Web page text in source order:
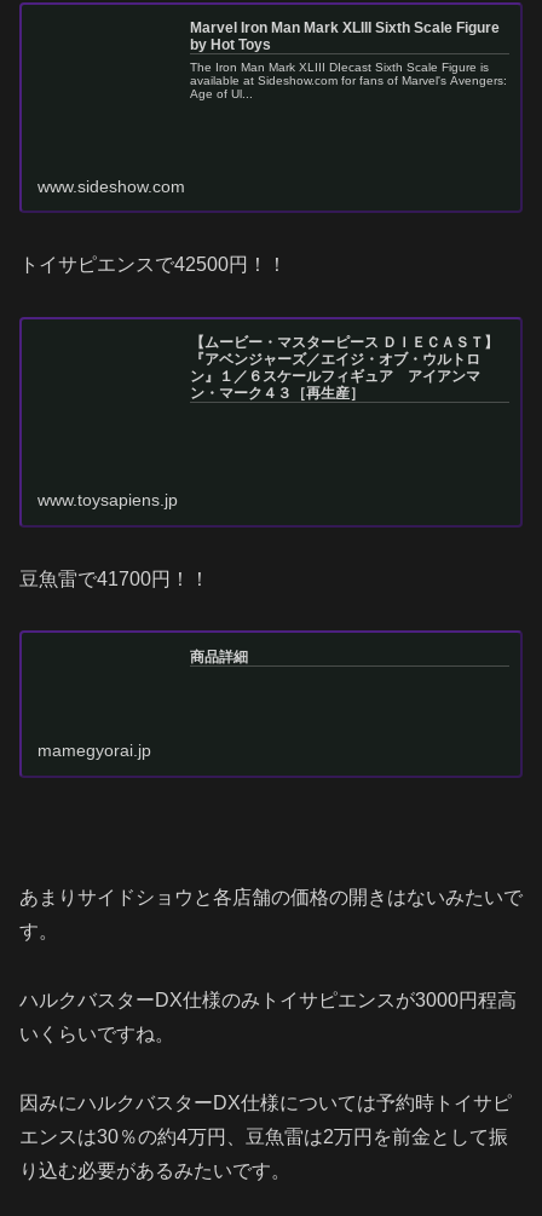
Marvel Iron Man Mark XLIII Sixth Scale Figure
by Hot Toys
The Iron Man Mark XLIII DIecast Sixth Scale Figure is
available at Sideshow.com for fans of Marvel's Avengers:
Age of Ul...
www.sideshow.com
トイサピエンスで42500円！！
【ムービー・マスターピース ＤＩＥＣＡＳＴ】
『アベンジャーズ／エイジ・オブ・ウルトロ
ン』１／６スケールフィギュア アイアンマ
ン・マーク４３［再生産］
www.toysapiens.jp
豆魚雷で41700円！！
商品詳細
mamegyorai.jp
あまりサイドショウと各店舗の価格の開きはないみたいで
す。
ハルクバスターDX仕様のみトイサピエンスが3000円程高
いくらいですね。
因みにハルクバスターDX仕様については予約時トイサピ
エンスは30％の約4万円、豆魚雷は2万円を前金として振
り込む必要があるみたいです。